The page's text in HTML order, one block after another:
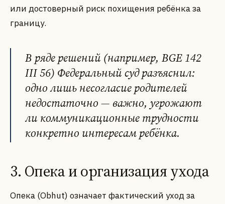
или достоверный риск похищения ребёнка за
границу.
В ряде решений (например, BGE 142
III 56) Федеральный суд разъяснил:
одно лишь несогласие родителей
недостаточно — важно, угрожают
ли коммуникационные трудности
конкретно интересам ребёнка.
3. Опека и организация ухода
Опека (Obhut) означает фактический уход за